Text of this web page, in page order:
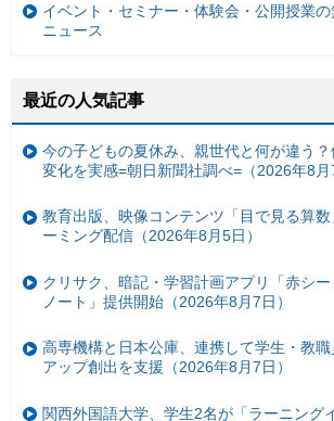
イベント・セミナー・体験会・公開授業
ニュース
最近の人気記事
今の子どもの夏休み、親世代と何が違う
変化を実感=朝日新聞社調べ=（2026年8月
教育出版、映像コンテンツ「目で見る算数
ーミング配信（2026年8月5日）
クリサク、暗記・学習計画アプリ「赤シ
ノート」提供開始（2026年8月7日）
高専機構と日本公庫、連携して学生・教職
アップ創出を支援（2026年8月7日）
関西外国語大学、学生2名が「ラーニング